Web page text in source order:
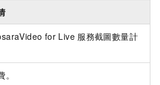
for Live 服務截圖數量計